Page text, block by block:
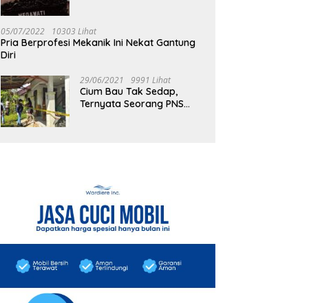
05/07/2022 10303 Lihat
Pria Berprofesi Mekanik Ini Nekat Gantung
Diri
29/06/2021 9991 Lihat
Cium Bau Tak Sedap,
Ternyata Seorang PNS